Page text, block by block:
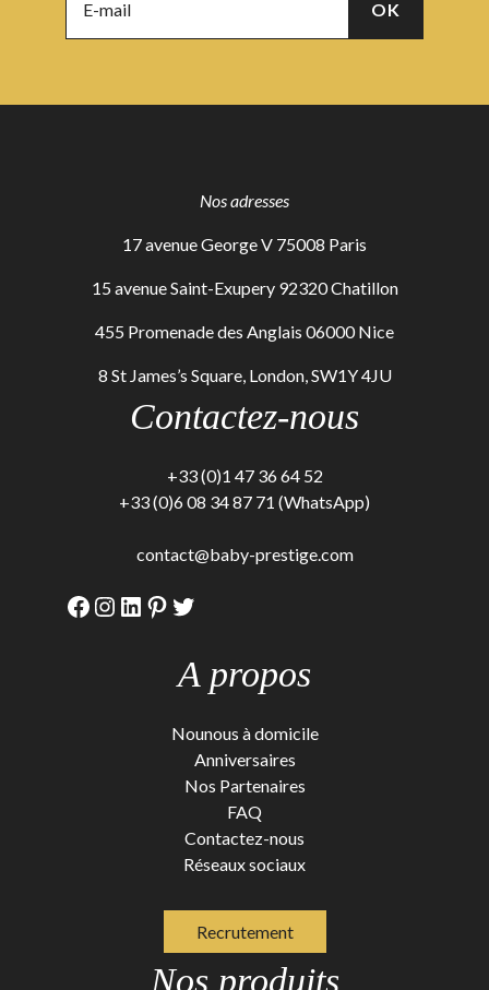
Nos adresses
17 avenue George V 75008 Paris
15 avenue Saint-Exupery 92320 Chatillon
455 Promenade des Anglais 06000 Nice
8 St James’s Square, London, SW1Y 4JU
Contactez-nous
+33 (0)1 47 36 64 52
+33 (0)6 08 34 87 71 (WhatsApp)
contact@baby-prestige.com
Facebook
Instagram
LinkedIn
Pinterest
Twitter
A propos
Nounous à domicile
Anniversaires
Nos Partenaires
FAQ
Contactez-nous
Réseaux sociaux
Recrutement
Nos produits